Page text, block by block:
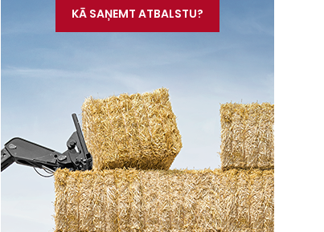
KĀ SAŅEMT ATBALSTU?